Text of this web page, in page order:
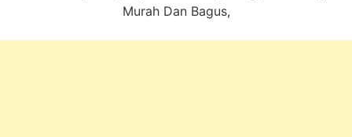
Murah Dan Bagus,